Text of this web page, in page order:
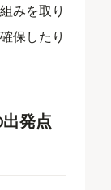
みを取り
保したり
発点